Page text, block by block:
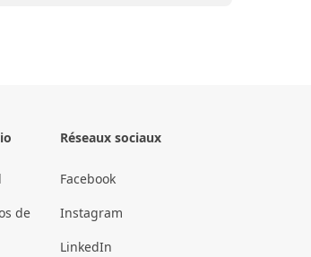
de
Réseaux sociaux
Facebook
Instagram
LinkedIn